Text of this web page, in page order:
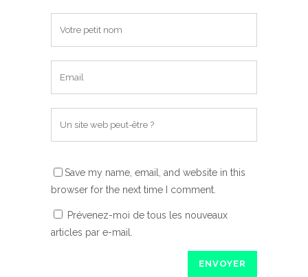
Save my name, email, and website in this
browser for the next time I comment.
Prévenez-moi de tous les nouveaux
articles par e-mail.